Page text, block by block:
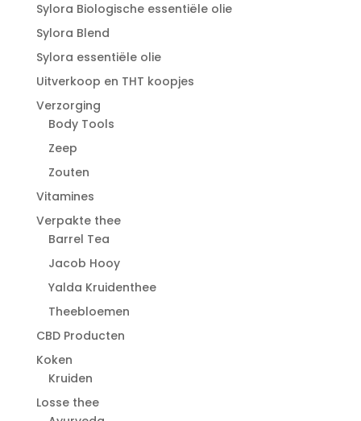
Sylora Biologische essentiële olie
Sylora Blend
Sylora essentiële olie
Uitverkoop en THT koopjes
Verzorging
Body Tools
Zeep
Zouten
Vitamines
Verpakte thee
Barrel Tea
Jacob Hooy
Yalda Kruidenthee
Theebloemen
CBD Producten
Koken
Kruiden
Losse thee